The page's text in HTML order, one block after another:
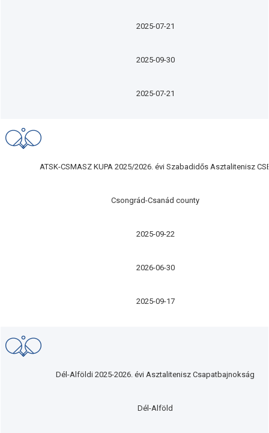
2025-07-21
2025-09-30
2025-07-21
ATSK-CSMASZ KUPA 2025/2026. évi Szabadidős Asztalitenisz
Csongrád-Csanád county
2025-09-22
2026-06-30
2025-09-17
Dél-Alföldi 2025-2026. évi Asztalitenisz Csapatbajnokság
Dél-Alföld